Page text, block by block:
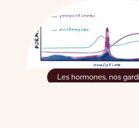
Les hormones, nos